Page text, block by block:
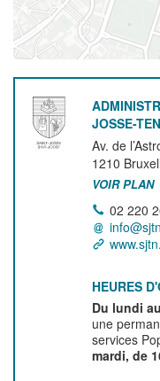
JOSSE-
Av. de
1210
VOIR PLAN
02 220
HEURES
Du lundi
une
services
mardi, de